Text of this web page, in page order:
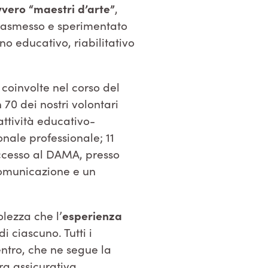
“maestri d’arte”,
e sperimentato
educativo, riabilitativo
nel corso del
70 dei nostri volontari
educativo-
professionale; 11
al DAMA, presso
e un
che l’esperienza
ciascuno. Tutti i
che ne segue la